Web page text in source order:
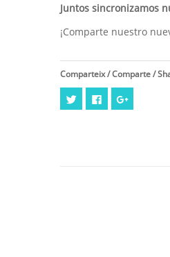
Juntos sincronizamos
¡Comparte nuestro
Comparteix / Comparte /
Haz
para
Haz
para para